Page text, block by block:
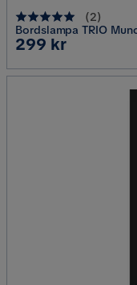
(2)
Bordslampa TRIO
Pris
299 kr